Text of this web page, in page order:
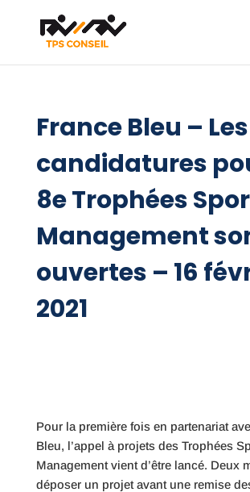
France Bleu – Les
candidatures
8e Trophées
Management
ouvertes – 16
2021
Pour la première fois en partenariat
Bleu, l’appel à projets des Trophées
Management vient d’être lancé. Deux
déposer un projet avant une remise